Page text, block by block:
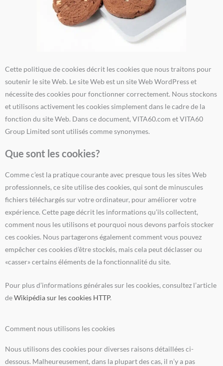
Cette politique de cookies décrit les cookies que nous traitons pour
soutenir le site Web. Le site Web est un site Web WordPress et
nécessite des cookies pour fonctionner correctement. Nous stockons
et utilisons activement les cookies simplement dans le cadre de la
fonction du site Web. Dans ce document, VITA60.com et VITA60
Group Limited sont utilisés comme synonymes.
Que sont les cookies?
Comme c’est la pratique courante avec presque tous les sites Web
professionnels, ce site utilise des cookies, qui sont de minuscules
fichiers téléchargés sur votre ordinateur, pour améliorer votre
expérience. Cette page décrit les informations qu’ils collectent,
comment nous les utilisons et pourquoi nous devons parfois stocker
ces cookies. Nous partagerons également comment vous pouvez
empêcher ces cookies d’être stockés, mais cela peut déclasser ou
«casser» certains éléments de la fonctionnalité du site.
Pour plus d’informations générales sur les cookies, consultez l’article
deWikipédia sur les cookies HTTP.
Comment nous utilisons les cookies
Nous utilisons des cookies pour diverses raisons détaillées ci-
dessous. Malheureusement, dans la plupart des cas, il n’y a pas